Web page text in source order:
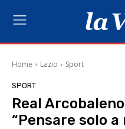
Home Lazio Sport
SPORT
Real
“Pensare solo a